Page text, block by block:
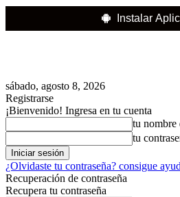
Instalar
sábado, agosto 8, 2026
Registrarse
¡Bienvenido! Ingresa en tu cuenta
tu nombre
tu
¿Olvidaste tu contraseña? consigue
Recuperación de contraseña
Recupera tu contraseña